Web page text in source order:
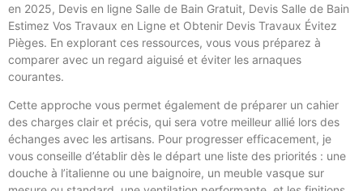
en 2025, Devis en ligne Salle de Bain Gratuit, Devis Salle de Bain
Estimez Vos Travaux en Ligne et Obtenir Devis Travaux Évitez
Pièges. En explorant ces ressources, vous vous préparez à
comparer avec un regard aiguisé et éviter les arnaques
courantes.
Cette approche vous permet également de préparer un cahier
des charges clair et précis, qui sera votre meilleur allié lors des
échanges avec les artisans. Pour progresser efficacement, je
vous conseille d’établir dès le départ une liste des priorités : une
douche à l’italienne ou une baignoire, un meuble vasque sur